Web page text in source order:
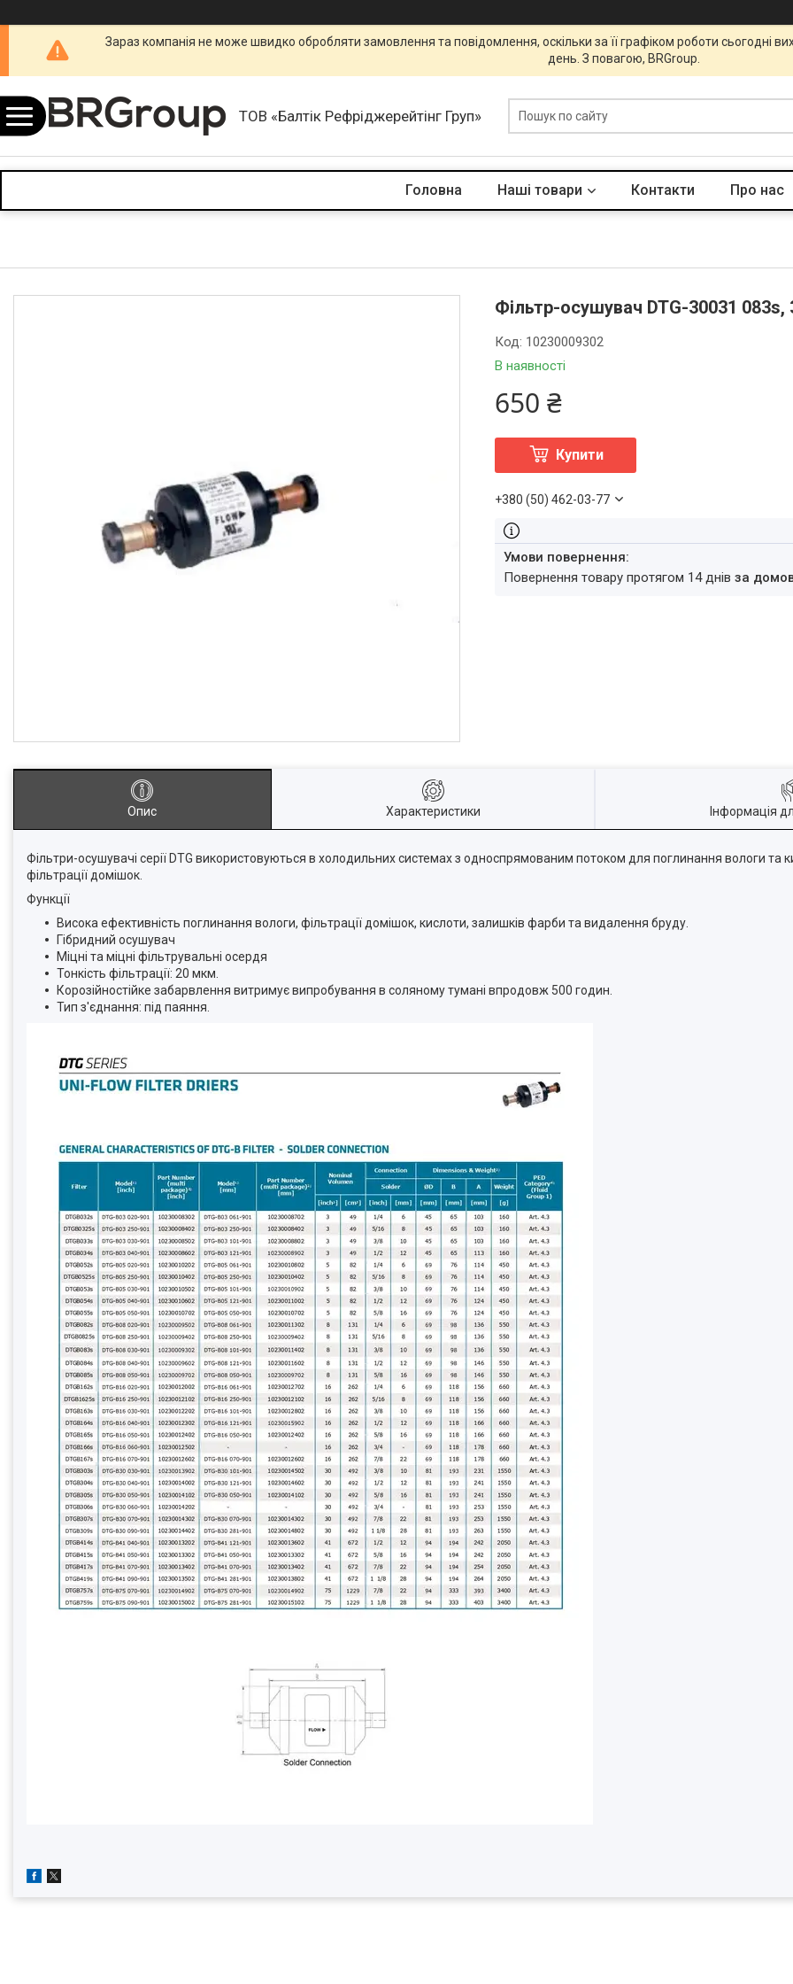
Зараз компанія не може швидко обробляти замовлення та повідомлення, оскільки за її графіком роботи сьогодні
день. З повагою, BRGroup.
ТОВ «Балтік Рефріджерейтінг Груп»
Головна Наші товари Контакти Про нас
Фільтр-осушувач DTG-30031 083s,
В наявності
Код: 10230009302
650 ₴
Купити
+380 (50) 462-03-77
повернення товару протягом 14 днівза
Опис Характеристики Інформація
Фільтри-осушувачі серії DTG використовуються в холодильних системах з односпрямованим потоком для поглинання вологи та
фільтрації домішок.
Функції
Висока ефективність поглинання вологи, фільтрації домішок, кислоти, залишків фарби та видалення бруду.
Гібридний осушувач
Міцні та міцні фільтрувальні осердя
Тонкість фільтрації: 20 мкм.
Корозійностійке забарвлення витримує випробування в соляному тумані впродовж 500 годин.
Тип з'єднання: під паяння.